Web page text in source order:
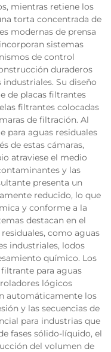
mientras retiene los
torta concentrada de
modernas de prensa
sistemas
de control
duraderos
Su diseño
de placas filtrantes
filtrantes colocadas
de filtración. Al
para aguas residuales
de estas cámaras,
atraviese el medio
y las
presenta un
reducido, lo que
y conforme a la
destacan en el
como aguas
industriales, lodos
químico. Los
para aguas
lógicos
automáticamente los
y las secuencias de
para industrias que
fases sólido-líquido, el
del volumen de